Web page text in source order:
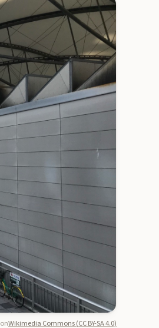
onWikimedia Commons (CC BY-SA 4.0)